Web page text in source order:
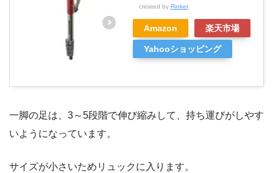
created by Rinker
Amazon 楽天市場
Yahooショッピング
一脚の足は、3～5段階で伸び縮みして、持ち運びがしやす
いようになっています。
サイズが小さいためリュックに入ります。